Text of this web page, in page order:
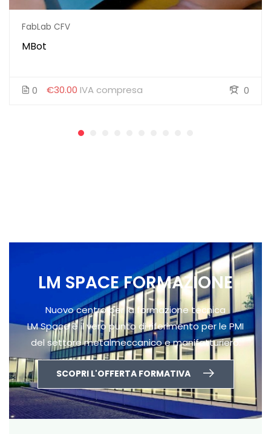
FabLab CFV
MBot
0 0
€30.00 IVA compresa
LM SPACE FORMAZIONE
Nuovo centro per la formazione tecnica
LM Space è il vero punto di riferimento per le PMI
del settore metalmeccanico e manifatturiero.
SCOPRI L'OFFERTA FORMATIVA